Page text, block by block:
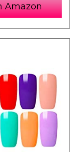
Amazon